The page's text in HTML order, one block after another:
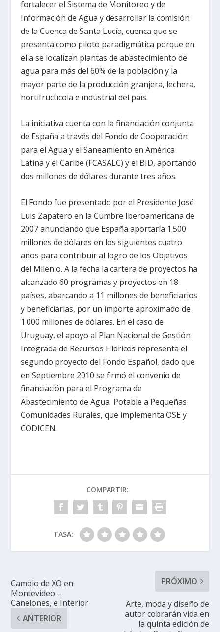
fortalecer el Sistema de Monitoreo y de
Información de Agua y desarrollar la comisión
de la Cuenca de Santa Lucía, cuenca que se
presenta como piloto paradigmática porque en
ella se localizan plantas de abastecimiento de
agua para más del 60% de la población y la
mayor parte de la producción granjera, lechera,
hortifructícola e industrial del país.
La iniciativa cuenta con la financiación conjunta
de España a través del Fondo de Cooperación
para el Agua y el Saneamiento en América
Latina y el Caribe (FCASALC) y el BID, aportando
dos millones de dólares durante tres años.
El Fondo fue presentado por el Presidente José
Luis Zapatero en la Cumbre Iberoamericana de
2007 anunciando que España aportaría 1.500
millones de dólares en los siguientes cuatro
años para contribuir al logro de los Objetivos
del Milenio. A la fecha la cartera de proyectos ha
alcanzado 60 programas y proyectos en 18
países, abarcando a 11 millones de beneficiarios
y beneficiarias, por un importe aproximado de
1.000 millones de dólares. En el caso de
Uruguay, el apoyo al Plan Nacional de Gestión
Integrada de Recursos Hídricos representa el
segundo proyecto del Fondo Español, dado que
en Septiembre 2010 se firmó el convenio de
financiación para el Programa de
Abastecimiento de Agua Potable a Pequeñas
Comunidades Rurales, que implementa OSE y
CODICEN.
COMPARTIR:
TASA:
Cambio de XO en
Montevideo –
Canelones, e Interior
ANTERIOR
PRÓXIMO
Arte, moda y diseño de
autor cobrarán vida en
la quinta edición de